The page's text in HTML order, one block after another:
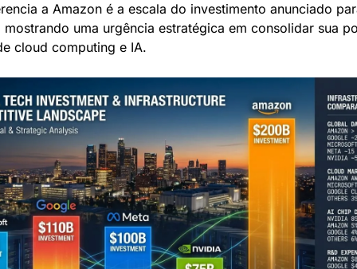
a Amazon é a escala do investimento anunciado
mostrando uma urgência estratégica em consolidar sua
cloud computing e IA.